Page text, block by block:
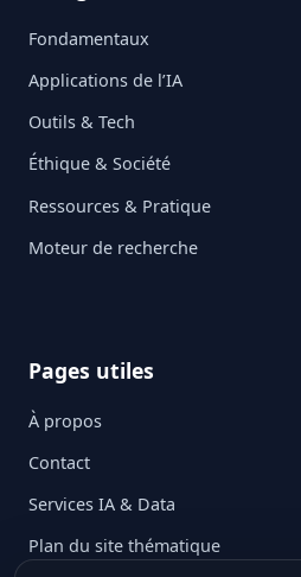
Fondamentaux
Applications de l’IA
Outils & Tech
Éthique & Société
Ressources & Pratique
Moteur de recherche
Pages utiles
À propos
Contact
Services IA & Data
Plan du site thématique